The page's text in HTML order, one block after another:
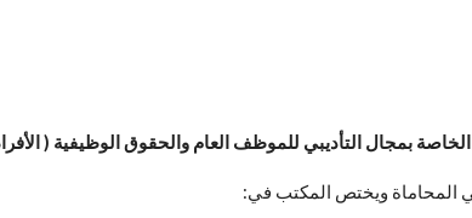
بمجال التأديبي للموظف العام والحقوق الوظيفية (
المحاماة ويختص المكتب في: